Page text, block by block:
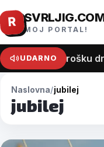
Pređi
na
sadržaj
R
MOJ PORTAL!
UDARNO
recept o trošku
Naslovna jubilej
jubilej